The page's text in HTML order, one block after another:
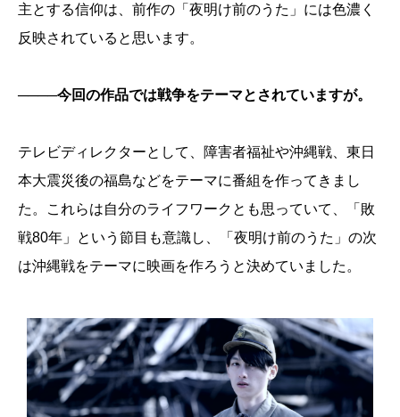
主とする信仰は、前作の「夜明け前のうた」には色濃く
反映されていると思います。
────今回の作品では戦争をテーマとされていますが。
テレビディレクターとして、障害者福祉や沖縄戦、東日
本大震災後の福島などをテーマに番組を作ってきまし
た。これらは自分のライフワークとも思っていて、「敗
戦80年」という節目も意識し、「夜明け前のうた」の次
は沖縄戦をテーマに映画を作ろうと決めていました。